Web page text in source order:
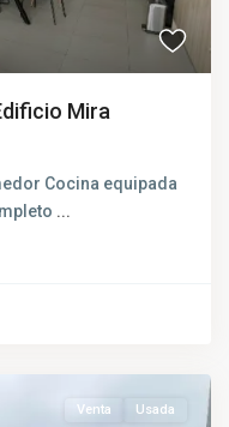
Mira
Cocina equipada
...
Venta Usada